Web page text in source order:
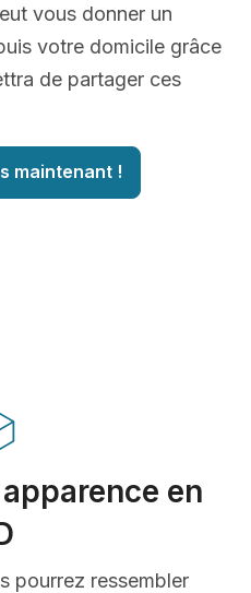
vous donner un
votre domicile grâce
de partager ces
maintenant !
en
pourrez ressembler